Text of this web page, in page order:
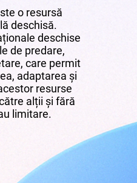
o resursă
deschisă.
deschise
de predare,
care permit
adaptarea și
resurse
alții și fără
limitare.